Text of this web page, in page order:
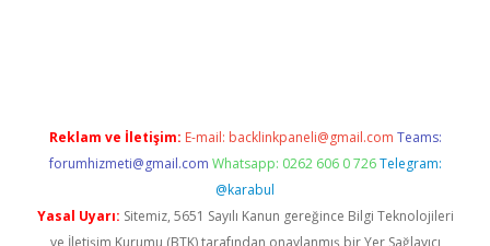
Reklam ve İletişim: E-mail: backlinkpaneli@gmail.com Teams:
forumhizmeti@gmail.com Whatsapp: 0262 606 0 726 Telegram:
@karabul
Yasal Uyarı: Sitemiz, 5651 Sayılı Kanun gereğince Bilgi Teknolojileri
ve İletişim Kurumu (BTK) tarafından onaylanmış bir Yer Sağlayıcı